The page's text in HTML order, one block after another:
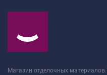
Магазин отделочных